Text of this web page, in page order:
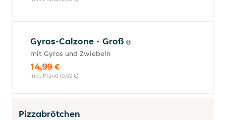
Gyros-Calzone - Groß
mit Gyros und Zwiebeln
14,99 €
inkl. Pfand (0,00 €)
Pizzabrötchen